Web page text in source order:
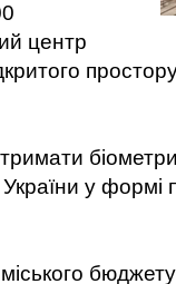
центр
у формі
міського